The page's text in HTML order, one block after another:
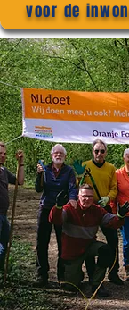
voor de